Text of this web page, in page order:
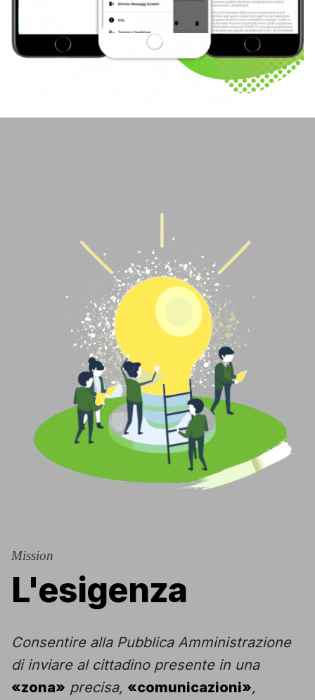
Mission
L'esigenza
Consentire alla Pubblica Amministrazione
di inviare al cittadino presente in una
«zona» precisa, «comunicazioni»,